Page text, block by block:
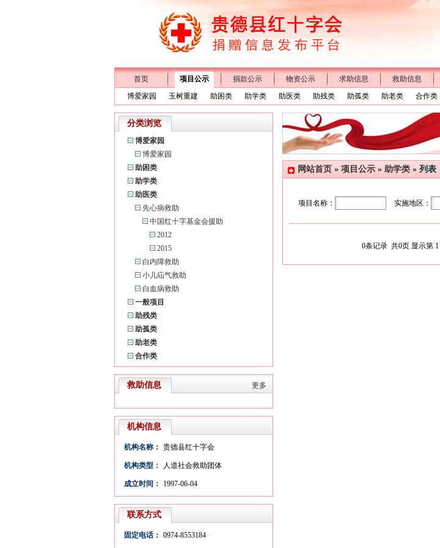
首页 项目公示 捐款公示 物资公示 求助信息 救助信息
博爱家园
玉树重建 助困类 助学类 助医类 助残类 助孤类 助老类 合作类
分类浏览
博爱家园
博爱家园
助困类
助学类
助医类
先心病救助
中国红十字基金会援助
2012
2015
白内障救助
小儿疝气救助
白血病救助
一般项目
助残类
助孤类
助老类
合作类
更多
救助信息
机构信息
机构名称： 贵德县红十字会
机构类型： 人道社会救助团体
成立时间： 1997-06-04
联系方式
固定电话： 0974-8553184
网站首页 » 项目公示 » 助学类 » 列表
项目名称： 实施地区：
0条记录 共0页 显示第 1